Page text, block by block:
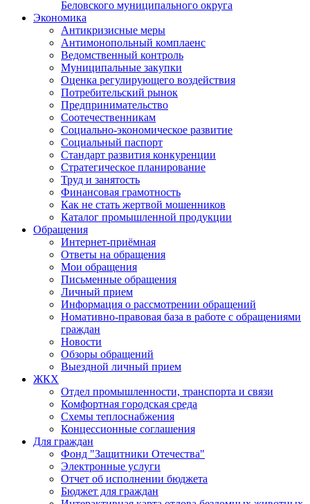
Беловского муниципального округа
Экономика
Антикризисные меры
Антимонопольный комплаенс
Ведомственный контроль
Муниципальные закупки
Оценка регулирующего воздействия
Потребительский рынок
Предпринимательство
Соотечественникам
Социально-экономическое развитие
Социальный паспорт
Стандарт развития конкуренции
Стратегическое планирование
Труд и занятость
Финансовая грамотность
Как не стать жертвой мошенников
Каталог промышленной продукции
Обращения
Интернет-приёмная
Ответы на обращения
Мои обращения
Письменные обращения
Личный прием
Информация о рассмотрении обращений
Номативно-правовая база в работе с обращениями
граждан
Новости
Обзоры обращений
Выездной личный прием
ЖКХ
Отдел промышленности, транспорта и связи
Комфортная городская среда
Схемы теплоснабжения
Концессионные соглашения
Для граждан
Фонд "Защитники Отечества"
Электронные услуги
Отчет об исполнении бюджета
Бюджет для граждан